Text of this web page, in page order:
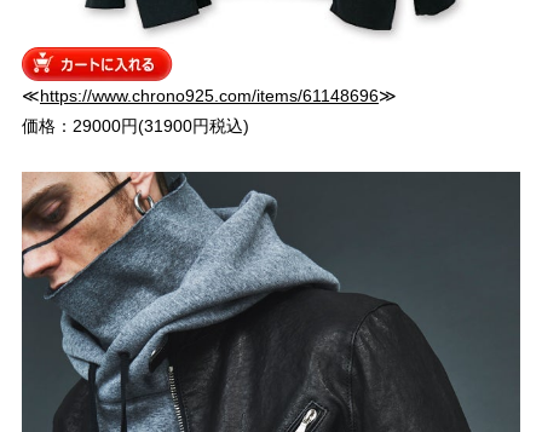
≪https://www.chrono925.com/items/61148696≫
価格：29000円(31900円税込)